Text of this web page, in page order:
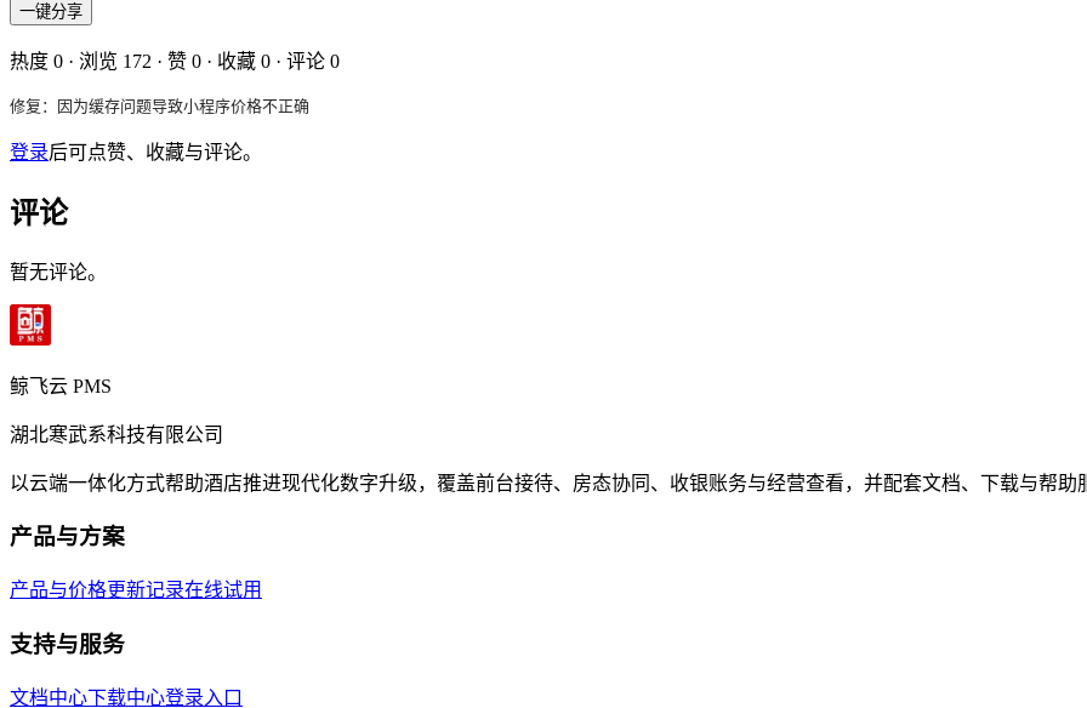
一键分享
热度 0 · 浏览 172 · 赞 0 · 收藏 0 · 评论 0
修复：因为缓存问题导致小程序价格不正确
登录后可点赞、收藏与评论。
评论
暂无评论。
鲸飞云 PMS
湖北寒武系科技有限公司
以云端一体化方式帮助酒店推进现代化数字升级，覆盖前台接待、房态协同、收银账务与经营查看，并配套文档、下载与帮助
产品与方案
产品与价格更新记录在线试用
支持与服务
文档中心下载中心登录入口